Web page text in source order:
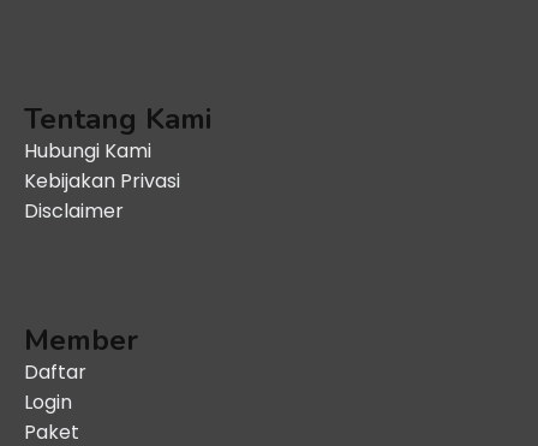
Tentang Kami
Hubungi Kami
Kebijakan Privasi
Disclaimer
Member
Daftar
Login
Paket